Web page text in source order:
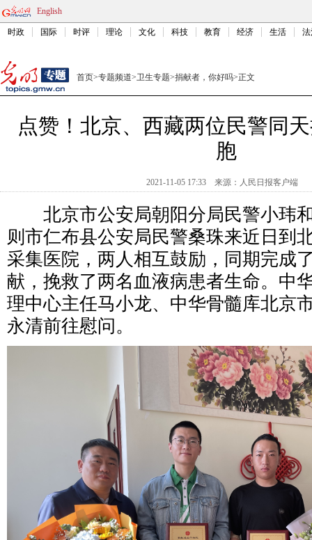
English
时政 国际 时评 理论 文化 科技 教育 经济 生活
首页>专题频道>卫生专题>捐献者，你好吗>正文
点赞！北京、西藏两位民警同
胞
2021-11-05 17:33 来源： 人民日报客户端
北京市公安局朝阳分局民警小玮
则市仁布县公安局民警桑珠来近日到
采集医院，两人相互鼓励，同期完成
献，挽救了两名血液病患者生命。中
理中心主任马小龙、中华骨髓库北京
永清前往慰问。